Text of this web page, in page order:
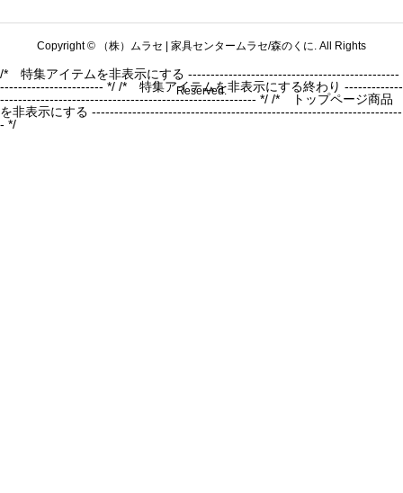
Copyright © （株）ムラセ | 家具センタームラセ/森のくに. All Rights
Reserved.
/* 特集アイテムを非表示にする -----------------------------------------------
----------------------- */ /* 特集アイテムを非表示にする終わり -------------
--------------------------------------------------------- */ /* トップページ商品
を非表示にする ---------------------------------------------------------------------
- */